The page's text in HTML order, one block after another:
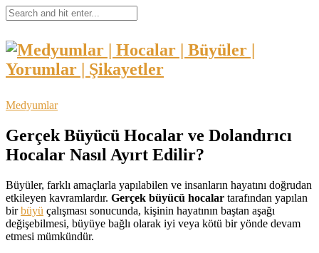
Medyumlar
Gerçek Büyücü Hocalar ve Dolandırıcı
Hocalar Nasıl Ayırt Edilir?
Büyüler, farklı amaçlarla yapılabilen ve insanların hayatını doğrudan
etkileyen kavramlardır. Gerçek büyücü hocalar tarafından yapılan
birbüyü çalışması sonucunda, kişinin hayatının baştan aşağı
değişebilmesi, büyüye bağlı olarak iyi veya kötü bir yönde devam
etmesi mümkündür.